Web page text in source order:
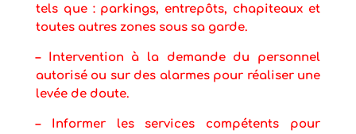
tels que : parkings, entrepôts, chapiteaux et
toutes autres zones sous sa garde.
– Intervention à la demande du personnel
autorisé ou sur des alarmes pour réaliser une
levée de doute.
– Informer les services compétents pour